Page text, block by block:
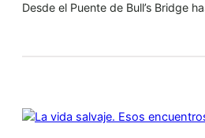
Desde el Puente de Bull’s Bridge